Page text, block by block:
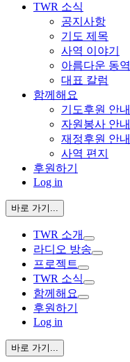
TWR 소식
공지사항
기도 제목
사역 이야기
아름다운 동역
대표 칼럼
함께해요
기도후원 안내
자원봉사 안내
재정후원 안내
사역 편지
후원하기
Log in
바로 가기...
TWR 소개
라디오 방송
프로젝트
TWR 소식
함께해요
후원하기
Log in
바로 가기...